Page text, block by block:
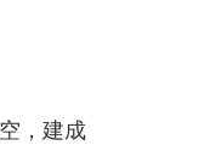
，建成